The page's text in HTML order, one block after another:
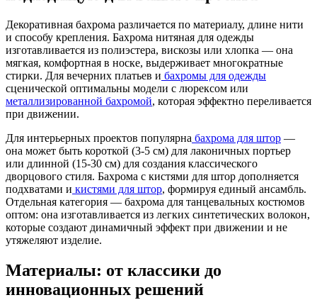
Декоративная бахрома различается по материалу, длине нити
и способу крепления. Бахрома нитяная для одежды
изготавливается из полиэстера, вискозы или хлопка — она
мягкая, комфортная в носке, выдерживает многократные
стирки. Для вечерних платьев и бахромы для одежды
сценической оптимальны модели с люрексом или
металлизированной бахромой, которая эффектно переливается
при движении.
Для интерьерных проектов популярна бахрома для штор —
она может быть короткой (3-5 см) для лаконичных портьер
или длинной (15-30 см) для создания классического
дворцового стиля. Бахрома с кистями для штор дополняется
подхватами и кистями для штор, формируя единый ансамбль.
Отдельная категория — бахрома для танцевальных костюмов
оптом: она изготавливается из легких синтетических волокон,
которые создают динамичный эффект при движении и не
утяжеляют изделие.
Материалы: от классики до
инновационных решений